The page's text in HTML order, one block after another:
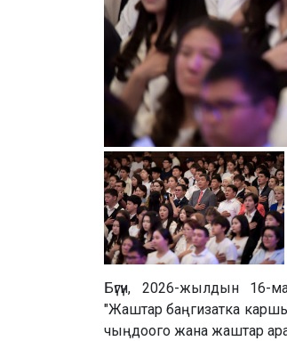
Бүгүн, 2026-жылдын 16-
"Жаштар баңгизатка
чыңдоого жана жаштар